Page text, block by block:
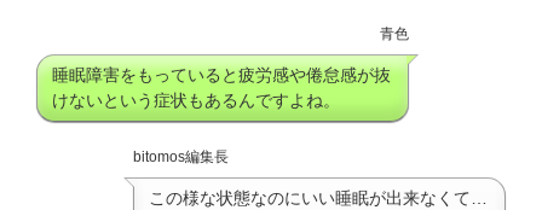
青色
睡眠障害をもっていると疲労感や倦怠感が抜
けないという症状もあるんですよね。
bitomos編集長
この様な状態なのにいい睡眠が出来なくて…